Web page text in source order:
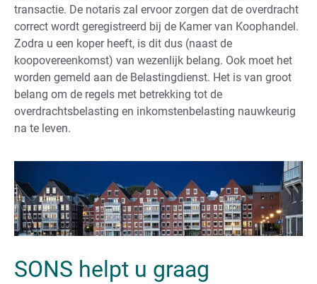
transactie. De notaris zal ervoor zorgen dat de overdracht
correct wordt geregistreerd bij de Kamer van Koophandel.
Zodra u een koper heeft, is dit dus (naast de
koopovereenkomst) van wezenlijk belang. Ook moet het
worden gemeld aan de Belastingdienst. Het is van groot
belang om de regels met betrekking tot de
overdrachtsbelasting en inkomstenbelasting nauwkeurig
na te leven.
SONS helpt u graag